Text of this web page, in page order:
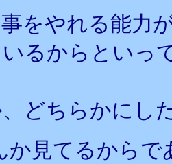
をやれる能力
るからといっ
どちらかにし
か見てるからで